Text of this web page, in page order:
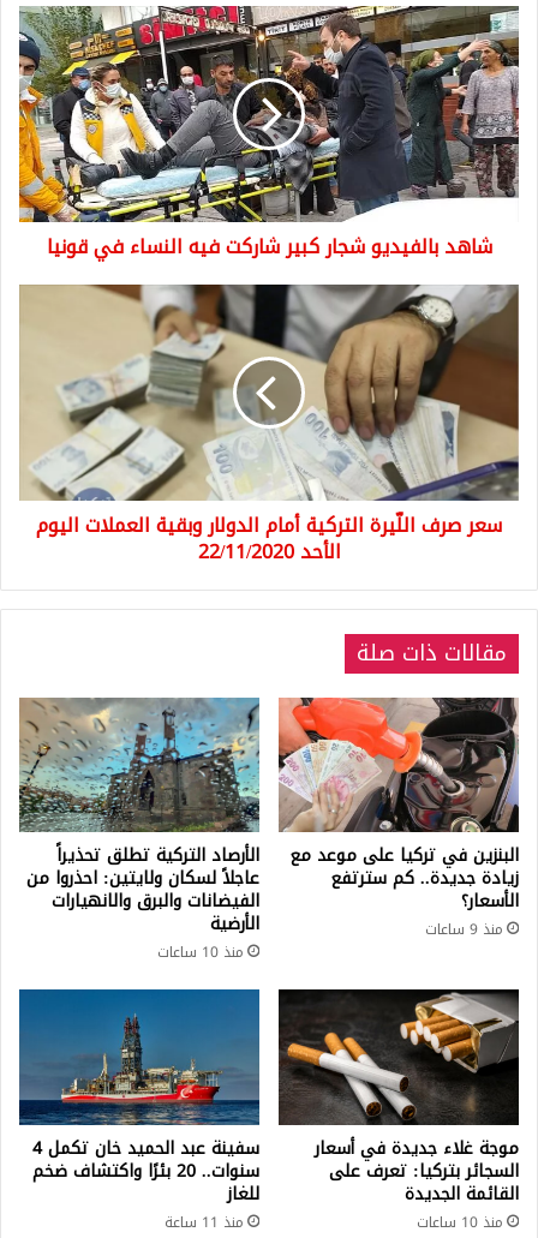
شاهد
بالفيديو
شجار
كبير
شاركت
فيه
النساء
في
شاهد بالفيديو شجار كبير شاركت فيه النساء في قونيا
سعر
صرف
الدولار
العملات
اليوم
الأحد
22/11/2020
سعر صرف اللّيرة التركية أمام الدولار وبقية العملات اليوم
الأحد 22/11/2020
مقالات ذات صلة
البنزين في تركيا على موعد مع
زيادة جديدة.. كم سترتفع
الأسعار؟
منذ 9 ساعات
الأرصاد التركية تطلق تحذيراً
عاجلاً لسكان ولايتين: احذروا من
الفيضانات والبرق والانهيارات
الأرضية
منذ 10 ساعات
موجة غلاء جديدة في أسعار
السجائر بتركيا: تعرف على
القائمة الجديدة
منذ 10 ساعات
سفينة عبد الحميد خان تكمل 4
سنوات.. 20 بئرًا واكتشاف ضخم
للغاز
منذ 11 ساعة